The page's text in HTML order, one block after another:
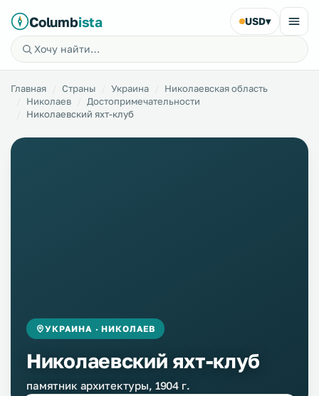
Columbista USD▾
Главная Страны Украина
Николаевская область
Николаев
Достопримечательности
Николаевский яхт-клуб
УКРАИНА · НИКОЛАЕВ
Николаевский яхт-клуб
памятник архитектуры, 1904 г.